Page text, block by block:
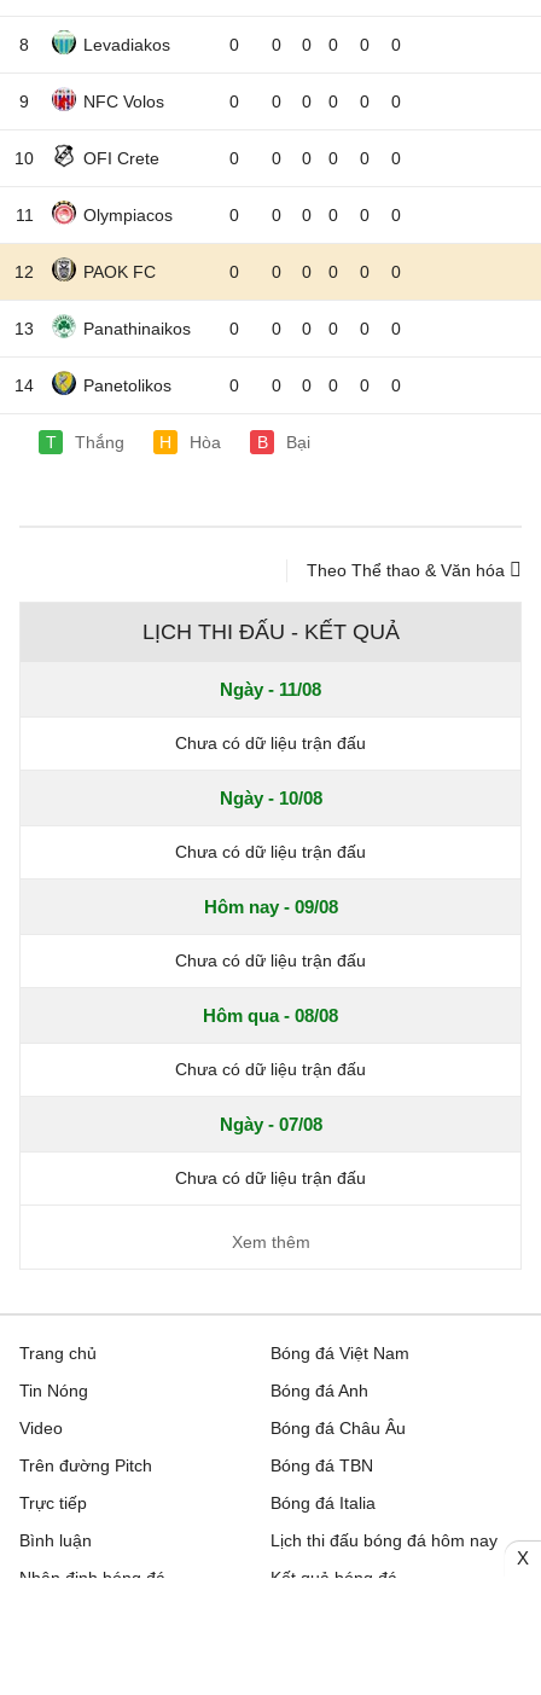
8 Levadiakos 0 0 0 0 0 0
9 NFC Volos 0 0 0 0 0 0
10 OFI Crete 0 0 0 0 0 0
11 Olympiacos 0 0 0 0 0 0
12 PAOK FC 0 0 0 0 0 0
13 Panathinaikos 0 0 0 0 0 0
14 Panetolikos 0 0 0 0 0 0
T Thắng H Hòa B Bại
Theo Thể thao & Văn hóa
LỊCH THI ĐẤU - KẾT QUẢ
Ngày - 11/08
Chưa có dữ liệu trận đấu
Ngày - 10/08
Chưa có dữ liệu trận đấu
Hôm nay - 09/08
Chưa có dữ liệu trận đấu
Hôm qua - 08/08
Chưa có dữ liệu trận đấu
Ngày - 07/08
Chưa có dữ liệu trận đấu
Xem thêm
Trang chủ
Tin Nóng
Video
Trên đường Pitch
Trực tiếp
Bóng đá Việt Nam
Bóng đá Anh
Bóng đá Châu Âu
Bóng đá TBN
Bóng đá Italia
Bình luận
Nhận định bóng đá
Lịch thi đấu bóng đá hôm nay
Kết quả bóng đá
X